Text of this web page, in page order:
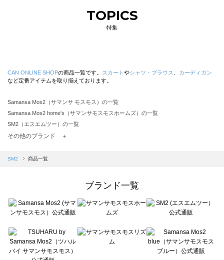
TOPICS
特集
CAN ONLINE SHOPの商品一覧です。 スカート やシャツ・ブラウス
カーディガン
など定番アイテムを取り揃えております。
Samansa Mos2（サマンサ モスモス）の一覧
Samansa Mos2 home's（サマンサモスモスホームズ）の一覧
SM2（エスエムツー）の一覧
TSUHARU by Samansa Mos2（ツハルバイサマンサモスモス）の一覧
Samansa Mos2 blue（サマンサモスモス ブルー）の一覧
Te chichi（テチチ）の一覧
Te chichi CLASSIC（テチチ クラシック）の一覧
Lugnoncure（ルノンキュール）の一覧
BETTY'S BLUE（べティーズブルー）の一覧
Wpc.（ワールドパーティー）の一覧
その他のブランド ＋
SM2 商品一覧
ブランド一覧